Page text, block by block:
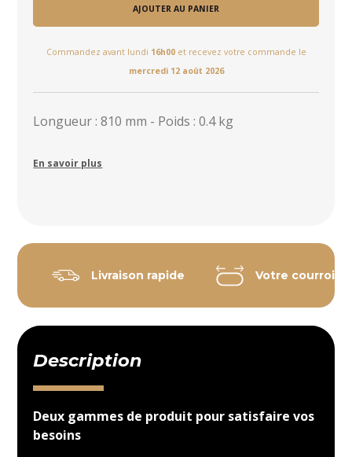
AJOUTER AU PANIER
Commandez avant lundi 16h00et recevez votre commande le
mercredi 12 août 2026
Longueur : 810 mm - Poids : 0.4 kg
En savoir plus
Livraison rapide Votre courroie
Description
Deux gammes de produit pour satisfaire vos
besoins